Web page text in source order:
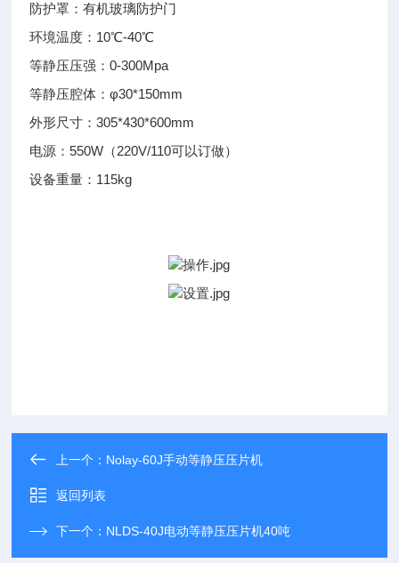
防护罩：有机玻璃防护门
环境温度：10℃-40℃
等静压压强：0-300Mpa
等静压腔体：φ30*150mm
外形尺寸：305*430*600mm
电源：550W（220V/110可以订做）
设备重量：115kg
上一个： Nolay-60J手动等静压压片机
返回列表
下一个： NLDS-40J电动等静压压片机40吨